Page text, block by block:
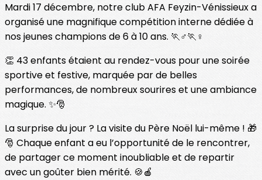
Mardi 17 décembre, notre club AFA Feyzin-Vénissieux a
organisé une magnifique compétition interne dédiée à
nos jeunes champions de 6 à 10 ans. 🏃♂️🏃♀️
👏 43 enfants étaient au rendez-vous pour une soirée
sportive et festive, marquée par de belles
performances, de nombreux sourires et une ambiance
magique. ✨🎅
La surprise du jour ? La visite du Père Noël lui-même ! 🎁
🎅 Chaque enfant a eu l’opportunité de le rencontrer,
de partager ce moment inoubliable et de repartir
avec un goûter bien mérité. 🍪🍎